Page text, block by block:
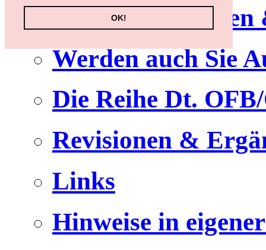
OK!
Werden auch Sie
Die Reihe Dt.
Revisionen &
Links
Hinweise in